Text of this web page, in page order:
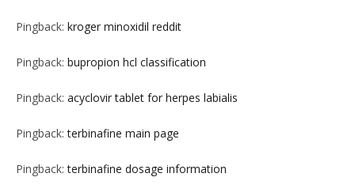
Pingback: kroger minoxidil reddit
Pingback: bupropion hcl classification
Pingback: acyclovir tablet for herpes labialis
Pingback:terbinafine main page
Pingback:terbinafine dosage information